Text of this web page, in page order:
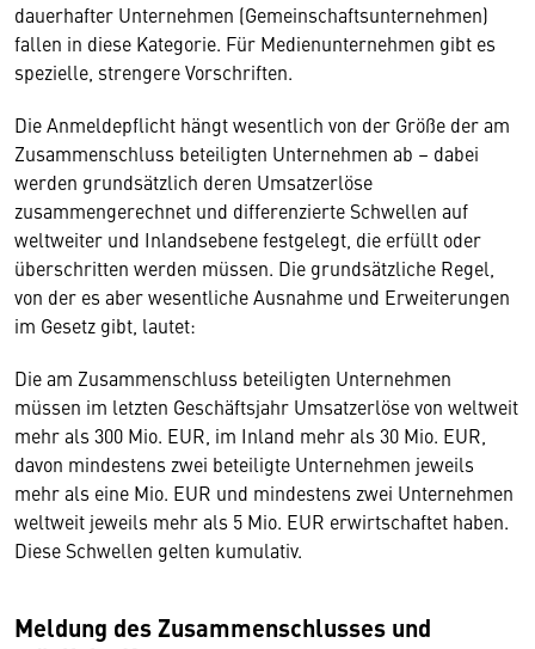
dauerhafter Unternehmen (Gemeinschaftsunternehmen)
fallen in diese Kategorie. Für Medienunternehmen gibt es
spezielle, strengere Vorschriften.
Die Anmeldepflicht hängt wesentlich von der Größe der am
Zusammenschluss beteiligten Unternehmen ab – dabei
werden grundsätzlich deren Umsatzerlöse
zusammengerechnet und differenzierte Schwellen auf
weltweiter und Inlandsebene festgelegt, die erfüllt oder
überschritten werden müssen. Die grundsätzliche Regel,
von der es aber wesentliche Ausnahme und Erweiterungen
im Gesetz gibt, lautet:
Die am Zusammenschluss beteiligten Unternehmen
müssen im letzten Geschäftsjahr Umsatzerlöse von weltweit
mehr als 300 Mio. EUR, im Inland mehr als 30 Mio. EUR,
davon mindestens zwei beteiligte Unternehmen jeweils
mehr als eine Mio. EUR und mindestens zwei Unternehmen
weltweit jeweils mehr als 5 Mio. EUR erwirtschaftet haben.
Diese Schwellen gelten kumulativ.
Meldung des Zusammenschlusses und